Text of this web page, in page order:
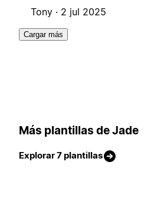
Tony · 2 jul 2025
Cargar más
Más plantillas de Jade
Explorar 7 plantillas